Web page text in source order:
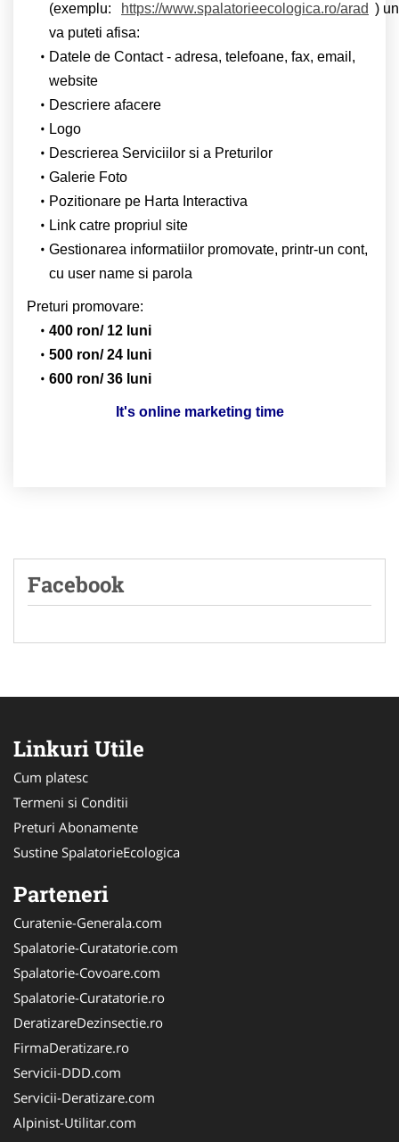
(exemplu:
https://www.spalatorieecologica.ro/arad )
va puteti afisa:
Datele de Contact - adresa, telefoane, fax, email,
website
Descriere afacere
Logo
Descrierea Serviciilor si a Preturilor
Galerie Foto
Pozitionare pe Harta Interactiva
Link catre propriul site
Gestionarea informatiilor promovate, printr-un cont,
cu user name si parola
Preturi promovare:
400 ron/ 12 luni
500 ron/ 24 luni
600 ron/ 36 luni
It's online marketing time
Facebook
Linkuri Utile
Cum platesc
Termeni si Conditii
Preturi Abonamente
Sustine SpalatorieEcologica
Parteneri
Curatenie-Generala.com
Spalatorie-Curatatorie.com
Spalatorie-Covoare.com
Spalatorie-Curatatorie.ro
DeratizareDezinsectie.ro
FirmaDeratizare.ro
Servicii-DDD.com
Servicii-Deratizare.com
Alpinist-Utilitar.com